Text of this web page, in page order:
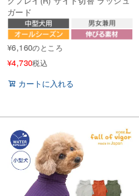
ガード
¥6,160のところ
¥4,730税込
カートに入れる